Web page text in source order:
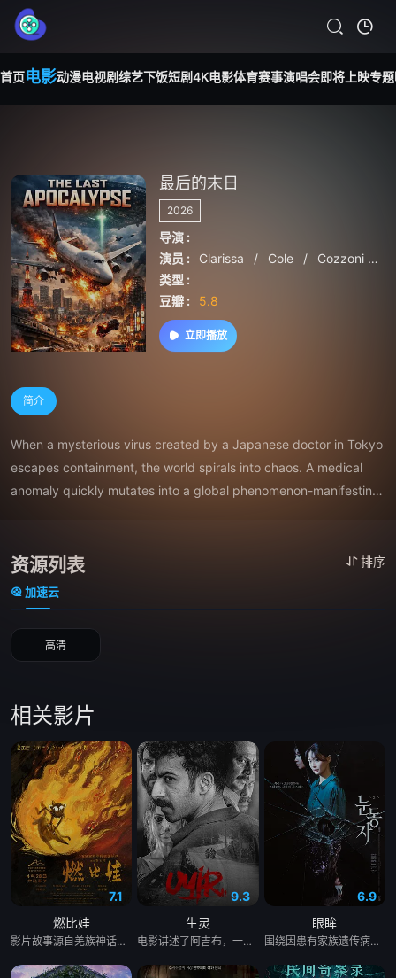
首页电影动漫电视剧综艺下饭短剧4K电影体育赛事演唱会即将上映专题
最后的末日
2026
导演 :
演员 :
Clarissa / Cole / Cozzoni /
类型 :
豆瓣 :
5.8
立即播放
简介
When a mysterious virus created by a Japanese doctor in Tokyo
escapes containment, the world spirals into chaos. A medical
anomaly quickly mutates into a global phenomenon-manifesting
资源列表 排序
加速云
高清
相关影片
7.1
燃比娃
影片故事源自羌族神话，讲述了一只被人类抚养长大的猴子，追寻母亲阿勿巴吉（周迅 配音）的足迹，踏上神山探寻“温暖”之谜的旅程。他在“恐惧之兽”口中夺取火种，烈焰焚身，褪去毛发，涅槃成人。
9.3
生灵
电影讲述了阿吉布，一名在坎努尔地区达玛达姆警察局实习的副督察的故事，根据真实事件改编。
6.9
眼眸
围绕因患有家族遗传病而导致视力逐渐丧失的摄影师瑞真展开。在面对跨越视力障碍、好不容易成为陶艺家却离奇身亡的双胞胎妹妹瑞音时，瑞真孤身一人踏上了挖掘死亡真相的道路，并在黑暗的边缘与隐藏的真相正面交锋。申敏儿在片中一人分饰两角。